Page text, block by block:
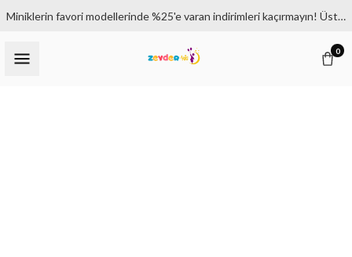
Miniklerin favori modellerinde %25'e varan indirimleri kaçırmayın! Üstelik 1500₺ ve üzeri siparişlerde kargo bedava.
0